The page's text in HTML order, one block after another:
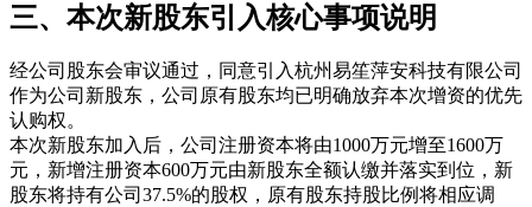
三、本次新股东引入核心事项说明
经公司股东会审议通过，同意引入杭州易笙萍安科技有限公司
作为公司新股东，公司原有股东均已明确放弃本次增资的优先
认购权。
本次新股东加入后，公司注册资本将由1000万元增至1600万
元，新增注册资本600万元由新股东全额认缴并落实到位，新
股东将持有公司37.5%的股权，原有股东持股比例将相应调